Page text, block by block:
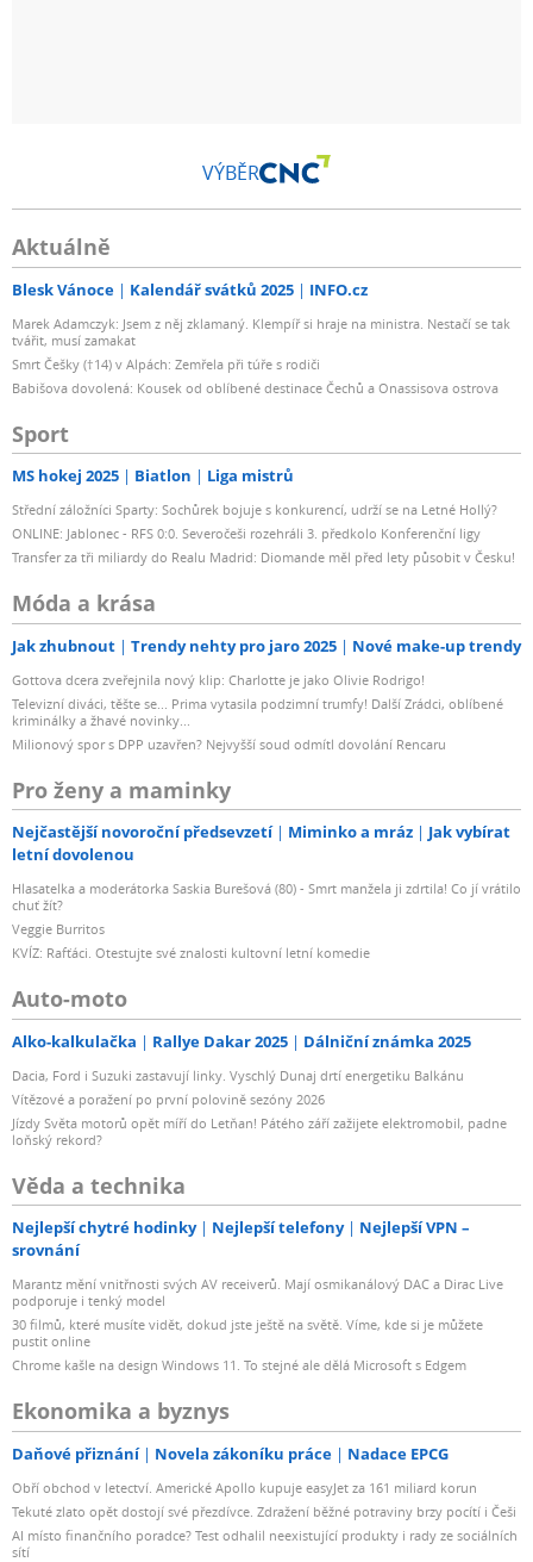
VÝBĚR
Aktuálně
Blesk Vánoce Kalendář svátků 2025 INFO.cz
Marek Adamczyk: Jsem z něj zklamaný. Klempíř si hraje na ministra. Nestačí se tak
tvářit, musí zamakat
Smrt Češky (†14) v Alpách: Zemřela při túře s rodiči
Babišova dovolená: Kousek od oblíbené destinace Čechů a Onassisova ostrova
Sport
MS hokej 2025 Biatlon Liga mistrů
Střední záložníci Sparty: Sochůrek bojuje s konkurencí, udrží se na Letné Hollý?
ONLINE: Jablonec - RFS 0:0. Severočeši rozehráli 3. předkolo Konferenční ligy
Transfer za tři miliardy do Realu Madrid: Diomande měl před lety působit v Česku!
Móda a krása
Jak zhubnout Trendy nehty pro jaro 2025 Nové make-up trendy
Gottova dcera zveřejnila nový klip: Charlotte je jako Olivie Rodrigo!
Televizní diváci, těšte se... Prima vytasila podzimní trumfy! Další Zrádci, oblíbené
kriminálky a žhavé novinky...
Milionový spor s DPP uzavřen? Nejvyšší soud odmítl dovolání Rencaru
Pro ženy a maminky
Nejčastější novoroční předsevzetí Miminko a mráz
Jak vybírat
letní dovolenou
Hlasatelka a moderátorka Saskia Burešová (80) - Smrt manžela ji zdrtila! Co jí vrátilo
chuť žít?
Veggie Burritos
KVÍZ: Rafťáci. Otestujte své znalosti kultovní letní komedie
Auto-moto
Alko-kalkulačka Rallye Dakar 2025 Dálniční známka 2025
Dacia, Ford i Suzuki zastavují linky. Vyschlý Dunaj drtí energetiku Balkánu
Vítězové a poražení po první polovině sezóny 2026
Jízdy Světa motorů opět míří do Letňan! Pátého září zažijete elektromobil, padne
loňský rekord?
Věda a technika
Nejlepší chytré hodinky Nejlepší telefony
Nejlepší VPN –
srovnání
Marantz mění vnitřnosti svých AV receiverů. Mají osmikanálový DAC a Dirac Live
podporuje i tenký model
30 filmů, které musíte vidět, dokud jste ještě na světě. Víme, kde si je můžete
pustit online
Chrome kašle na design Windows 11. To stejné ale dělá Microsoft s Edgem
Ekonomika a byznys
Daňové přiznání Novela zákoníku práce Nadace EPCG
Obří obchod v letectví. Americké Apollo kupuje easyJet za 161 miliard korun
Tekuté zlato opět dostojí své přezdívce. Zdražení běžné potraviny brzy pocítí i Češi
AI místo finančního poradce? Test odhalil neexistující produkty i rady ze sociálních
sítí